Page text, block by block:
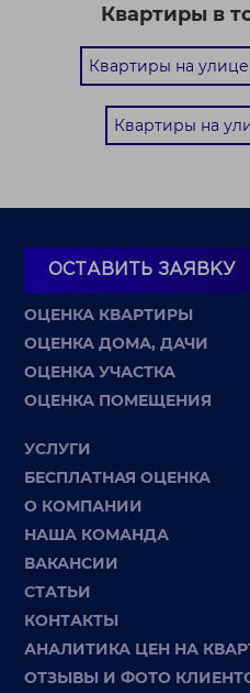
Квартиры в
Квартиры на
Квартиры на
ОСТАВИТЬ ЗАЯВКУ
ОЦЕНКА КВАРТИРЫ
ОЦЕНКА ДОМА, ДАЧИ
ОЦЕНКА УЧАСТКА
ОЦЕНКА ПОМЕЩЕНИЯ
УСЛУГИ
БЕСПЛАТНАЯ ОЦЕНКА
О КОМПАНИИ
НАША КОМАНДА
ВАКАНСИИ
СТАТЬИ
КОНТАКТЫ
АНАЛИТИКА ЦЕН НА
ОТЗЫВЫ И ФОТО